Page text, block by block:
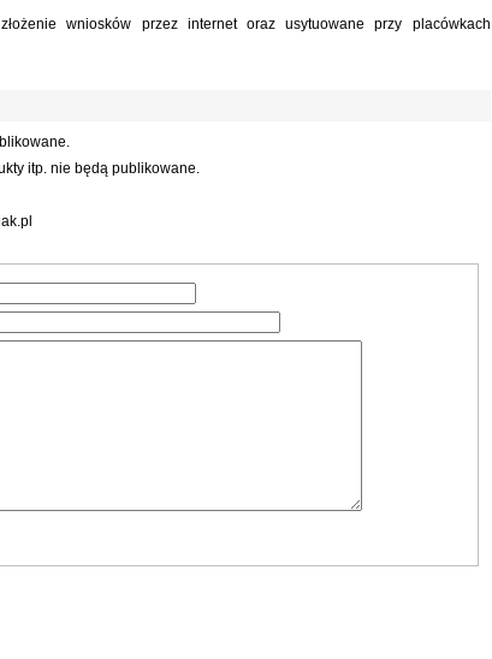
wniosków przez internet oraz usytuowane przy placówkach
itp. nie będą publikowane.